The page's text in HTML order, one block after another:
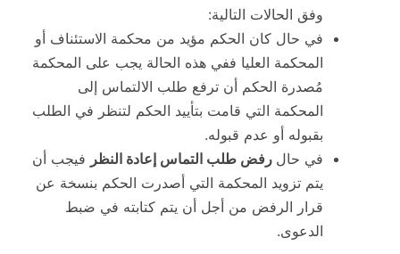
وفق الحالات التالية:
في حال كان الحكم مؤيد من محكمة الاستئناف أو
المحكمة العليا ففي هذه الحالة يجب على المحكمة
مُصدرة الحكم أن ترفع طلب الالتماس إلى
المحكمة التي قامت بتأييد الحكم لتنظر في الطلب
بقبوله أو عدم قبوله.
في حال رفض طلب التماس إعادة النظر فيجب أن
يتم تزويد المحكمة التي أصدرت الحكم بنسخة عن
قرار الرفض من أجل أن يتم كتابته في ضبط
الدعوى.